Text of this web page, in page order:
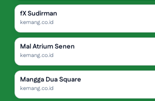
fX Sudirman
kemang.co.id
Mal Atrium Senen
kemang.co.id
Mangga Dua Square
kemang.co.id